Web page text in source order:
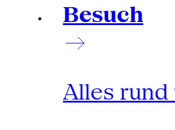
Besuch
Alles rund